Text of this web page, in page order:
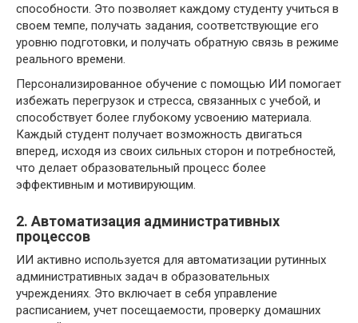
способности. Это позволяет каждому студенту учиться в
своем темпе, получать задания, соответствующие его
уровню подготовки, и получать обратную связь в режиме
реального времени.
Персонализированное обучение с помощью ИИ помогает
избежать перегрузок и стресса, связанных с учебой, и
способствует более глубокому усвоению материала.
Каждый студент получает возможность двигаться
вперед, исходя из своих сильных сторон и потребностей,
что делает образовательный процесс более
эффективным и мотивирующим.
2. Автоматизация административных
процессов
ИИ активно используется для автоматизации рутинных
административных задач в образовательных
учреждениях. Это включает в себя управление
расписанием, учет посещаемости, проверку домашних